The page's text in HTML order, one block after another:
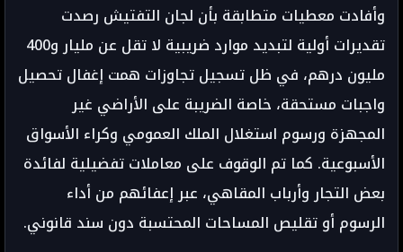
وأفادت معطيات متطابقة بأن لجان التفتيش رصدت
تقديرات أولية لتبديد موارد ضريبية لا تقل عن مليار و400
مليون درهم، في ظل تسجيل تجاوزات همت إغفال تحصيل
واجبات مستحقة، خاصة الضريبة على الأراضي غير
المجهزة ورسوم استغلال الملك العمومي وكراء الأسواق
الأسبوعية. كما تم الوقوف على معاملات تفضيلية لفائدة
بعض التجار وأرباب المقاهي، عبر إعفائهم من أداء
الرسوم أو تقليص المساحات المحتسبة دون سند قانوني.